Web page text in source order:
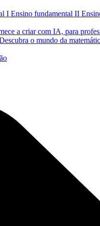
I Ensino fundamental II
a criar com IA, para
o mundo da